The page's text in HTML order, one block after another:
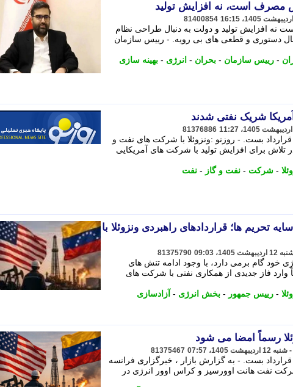
مصرف است، نه افزایش تولید
81400854
افزایش تولید و دولت به دنبال طراحی نظام
دستوری و قطعی های بی رویه. - رییس سازمان
- رییس سازمان - بحران - انرژی - بهینه سازی
آمریکا شریک نفتی شدند
81376886
بست. - روزنو :ونزوئلا با شرکت های نفت و
در تلاش برای افزایش تولید با شرکت های آمریکایی
- شرکت - نفت و گاز - نفت
تحریم ها؛ قراردادهای راهبردی ونزوئلا با
81375790
خود گام برمی دارد، با وجود ادامه تنش های
فاز جدیدی از همکاری نفتی با شرکت های
- رییس جمهور - بخش انرژی - آزادسازی
رسماً امضا می شود
81375467
بست. - به گزارش بازار ، خبرگزاری فرانسه
نفت هانت اوورسیز و کراس اوور انرژی در